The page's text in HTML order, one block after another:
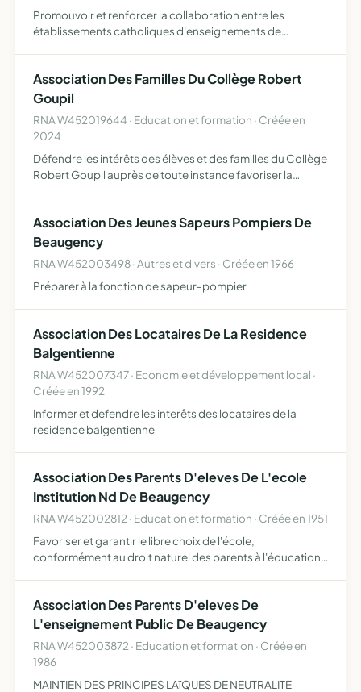
Promouvoir et renforcer la collaboration entre les
établissements catholiques d'enseignements de
Association Des Familles Du Collège Robert
Goupil
RNA W452019644 · Education et formation · Créée en
2024
Défendre les intérêts des élèves et des familles du Collège
Robert Goupil auprès de toute instance favoriser la
Association Des Jeunes Sapeurs Pompiers De
Beaugency
RNA W452003498 · Autres et divers · Créée en 1966
Préparer à la fonction de sapeur-pompier
Association Des Locataires De La Residence
Balgentienne
RNA W452007347 · Economie et développement local ·
Créée en 1992
Informer et defendre les interêts des locataires de la
residence balgentienne
Association Des Parents D'eleves De L'ecole
Institution Nd De Beaugency
RNA W452002812 · Education et formation · Créée en 1951
Favoriser et garantir le libre choix de l'école,
conformément au droit naturel des parents à l'éducation
catholiq…
Association Des Parents D'eleves De
L'enseignement Public De Beaugency
RNA W452003872 · Education et formation · Créée en
1986
MAINTIEN DES PRINCIPES LAïQUES DE NEUTRALITE